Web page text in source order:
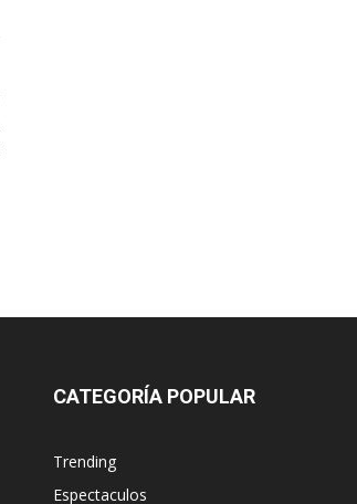
CATEGORÍA POPULAR
Trending
Espectaculos